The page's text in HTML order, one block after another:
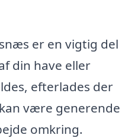
er en vigtig del
din have eller
efterlades der
være generende
omkring.